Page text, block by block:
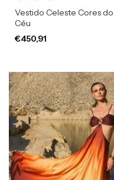
Vestido Celeste Cores do
Céu
€450,91